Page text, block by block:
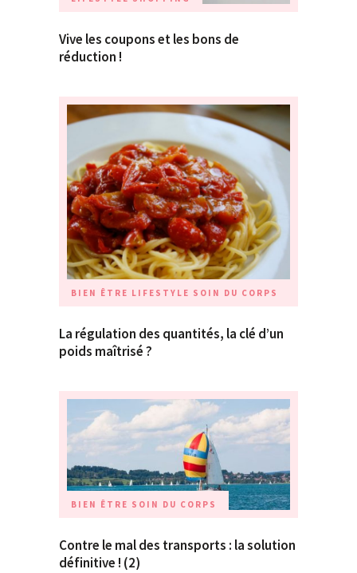
Vive les coupons et les bons de
réduction !
BIEN ÊTRE LIFESTYLE SOIN DU CORPS
La régulation des quantités, la clé d’un
poids maîtrisé ?
BIEN ÊTRE SOIN DU CORPS
Contre le mal des transports : la solution
définitive ! (2)